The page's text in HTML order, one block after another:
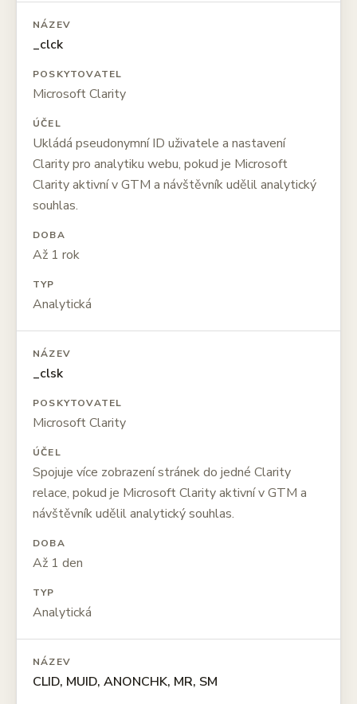
NÁZEV
_clck
POSKYTOVATEL
Microsoft Clarity
ÚČEL
Ukládá pseudonymní ID uživatele a nastavení
Clarity pro analytiku webu, pokud je Microsoft
Clarity aktivní v GTM a návštěvník udělil analytický
souhlas.
DOBA
Až 1 rok
TYP
Analytická
NÁZEV
_clsk
POSKYTOVATEL
Microsoft Clarity
ÚČEL
Spojuje více zobrazení stránek do jedné Clarity
relace, pokud je Microsoft Clarity aktivní v GTM a
návštěvník udělil analytický souhlas.
DOBA
Až 1 den
TYP
Analytická
NÁZEV
CLID, MUID, ANONCHK, MR, SM